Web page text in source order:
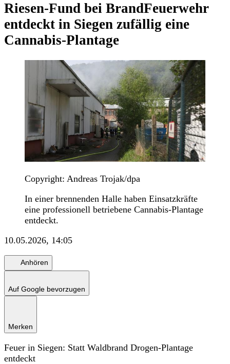
Riesen-Fund bei BrandFeuerwehr
entdeckt in Siegen zufällig eine
Cannabis-Plantage
Copyright: Andreas Trojak/dpa
In einer brennenden Halle haben Einsatzkräfte
eine professionell betriebene Cannabis-Plantage
entdeckt.
10.05.2026, 14:05
Anhören
Auf Google bevorzugen
Merken
Feuer in Siegen: Statt Waldbrand Drogen-Plantage
entdeckt